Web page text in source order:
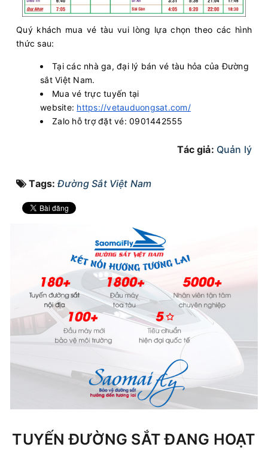
Quý khách mua vé tàu vui lòng lựa chọn theo các hình
thức sau:
Tại các nhà ga, đại lý bán vé tàu hỏa của Đường
sắt Việt Nam.
Mua vé trực tuyến tại
website: https://vetauduongsat.com/
Zalo hỗ trợ đặt vé: 0901442555
Tác giả: Quản lý
Tags:Đường Sắt Việt Nam
TUYẾN ĐƯỜNG SẮT ĐANG HOẠT